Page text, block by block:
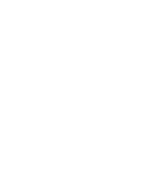
| 20 | 4,55 | |
B-360x7,5 blancas